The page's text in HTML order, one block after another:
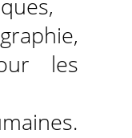
les